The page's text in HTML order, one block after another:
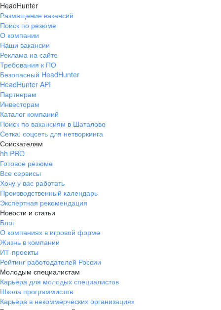
HeadHunter
Размещение вакансий
Поиск по резюме
О компании
Наши вакансии
Реклама на сайте
Требования к ПО
Безопасный HeadHunter
HeadHunter API
Партнерам
Инвесторам
Каталог компаний
Поиск по вакансиям в Шаталово
Сетка: соцсеть для нетворкинга
Соискателям
hh PRO
Готовое резюме
Все сервисы
Хочу у вас работать
Производственный календарь
Экспертная рекомендация
Новости и статьи
Блог
О компаниях в игровой форме
Жизнь в компании
ИТ-проекты
Рейтинг работодателей России
Молодым специалистам
Карьера для молодых специалистов
Школа программистов
Карьера в некоммерческих организациях